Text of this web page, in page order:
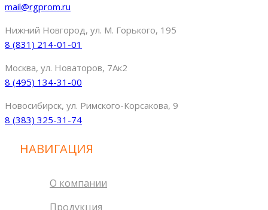
mail@rgprom.ru
Нижний Новгород, ул. М. Горького, 195
8 (831) 214-01-01
Москва, ул. Новаторов, 7Ак2
8 (495) 134-31-00
Новосибирск, ул. Римского-Корсакова, 9
8 (383) 325-31-74
НАВИГАЦИЯ
О компании
Продукция